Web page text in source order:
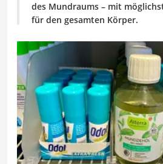
des Mundraums – mit
für den gesamten Körper.